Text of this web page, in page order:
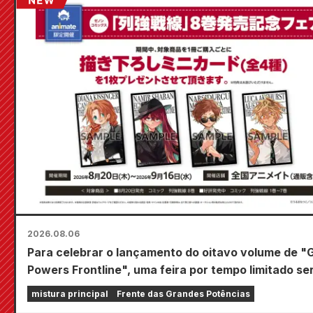
2026.08.06
Para celebrar o lançamento do oitavo volume de
Powers Frontline", uma feira por tempo limitado
realizada nas lojas Animate em todo o país a partir
20 de agosto, onde você poderá adquirir um mini
mistura principal Frente das Grandes Potências